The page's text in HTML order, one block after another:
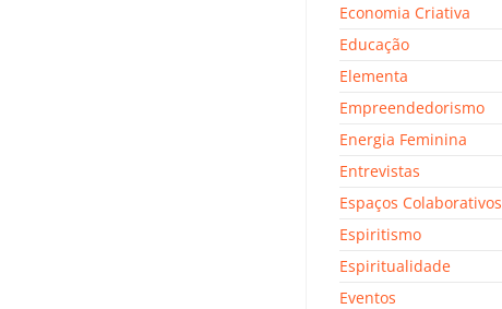
Economia Criativa
Educação
Elementa
Empreendedorismo
Energia Feminina
Entrevistas
Espaços Colaborativos
Espiritismo
Espiritualidade
Eventos